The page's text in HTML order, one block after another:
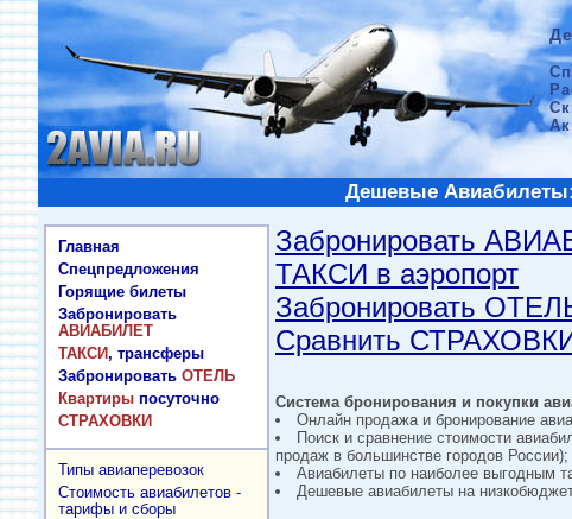
Дешевые
Главная
Спецпредложения
Горящие билеты
Забронировать
АВИАБИЛЕТ
ТАКСИ, трансферы
Забронировать ОТЕЛЬ
Квартиры посуточно
СТРАХОВКИ
Типы авиаперевозок
Стоимость авиабилетов -
тарифы и сборы
Забронировать
ТАКСИ в аэропорт
Забронировать
Сравнить
Система бронирования и покупки
Онлайн продажа и бронирование
Поиск и сравнение стоимости
продаж в большинстве городов России);
Авиабилеты по наиболее выгодным
Дешевые авиабилеты на